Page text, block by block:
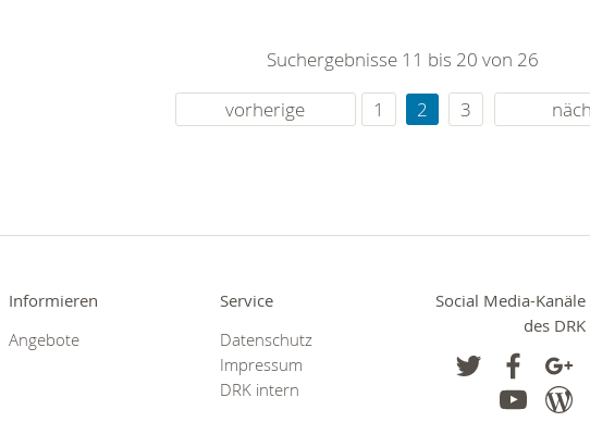
Suchergebnisse 11 bis 20 von 26
vorherige
1 2 3
Informieren
Angebote
Service
Datenschutz
Impressum
DRK intern
Social Media-Kanäle
des DRK